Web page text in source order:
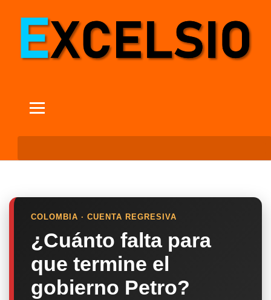
COLOMBIA · CUENTA REGRESIVA
¿Cuánto falta para
que termine el
gobierno Petro?